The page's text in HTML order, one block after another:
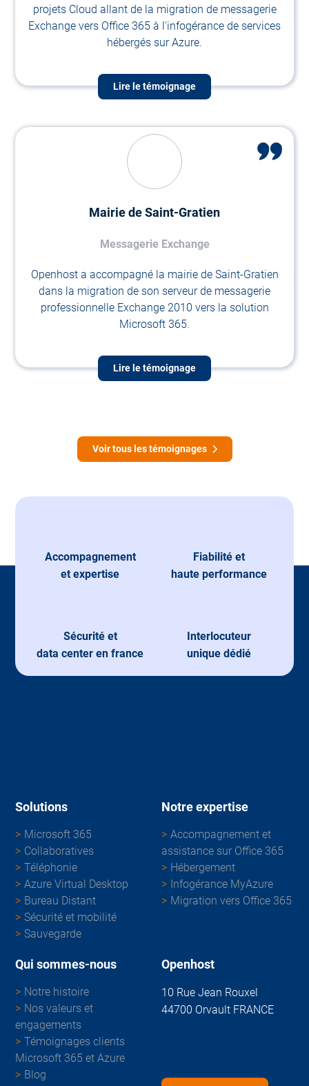
projets Cloud allant de la migration de messagerie
Exchange vers Office 365 à l'infogérance de services
hébergés sur Azure.
Lire le témoignage
Mairie de Saint-Gratien
Messagerie Exchange
Openhost a accompagné la mairie de Saint-Gratien
dans la migration de son serveur de messagerie
professionnelle Exchange 2010 vers la solution
Microsoft 365.
Lire le témoignage
Voir tous les témoignages
Accompagnement
et expertise
Fiabilité et
haute performance
Sécurité et
data center en france
Interlocuteur
unique dédié
Solutions
Microsoft 365
Collaboratives
Téléphonie
Azure Virtual Desktop
Bureau Distant
Sécurité et mobilité
Sauvegarde
Notre expertise
Accompagnement et
assistance sur Office 365
Hébergement
Infogérance MyAzure
Migration vers Office 365
Qui sommes-nous
Notre histoire
Nos valeurs et
engagements
Témoignages clients
Microsoft 365 et Azure
Blog
Openhost
10 Rue Jean Rouxel
44700 Orvault FRANCE